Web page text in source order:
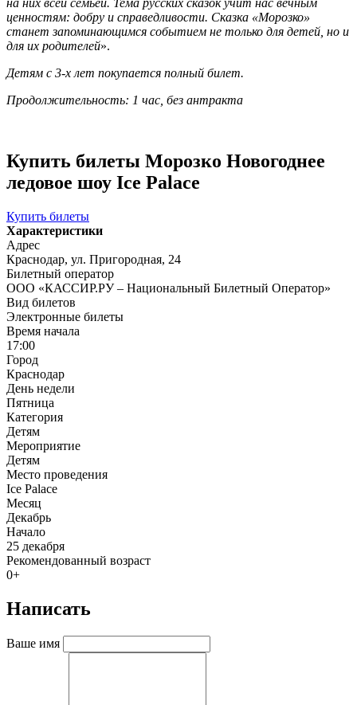
на них всей семьёй. Тема русских сказок учит нас вечным
ценностям: добру и справедливости. Сказка «Морозко»
станет запоминающимся событием не только для детей, но и
для их родителей».
Детям с 3-х лет покупается полный билет.
Продолжительность: 1 час, без антракта
Купить билеты Морозко Новогоднее
ледовое шоу Ice Palace
Купить билеты
Характеристики
Адрес
Краснодар, ул. Пригородная, 24
Билетный оператор
ООО «КАССИР.РУ – Национальный Билетный Оператор»
Вид билетов
Электронные билеты
Время начала
17:00
Город
Краснодар
День недели
Пятница
Категория
Детям
Мероприятие
Детям
Место проведения
Ice Palace
Месяц
Декабрь
Начало
25 декабря
Рекомендованный возраст
0+
Написать
Ваше имя